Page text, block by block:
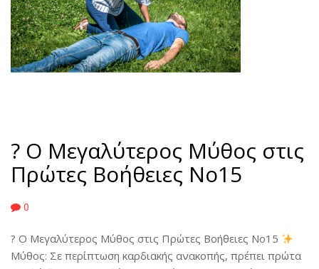
? Ο Μεγαλύτερος Μύθος στις
Πρώτες Βοήθειες No15
0
? Ο Μεγαλύτερος Μύθος στις Πρώτες Βοήθειες No15
Μύθος: Σε περίπτωση καρδιακής ανακοπής, πρέπει πρώτα